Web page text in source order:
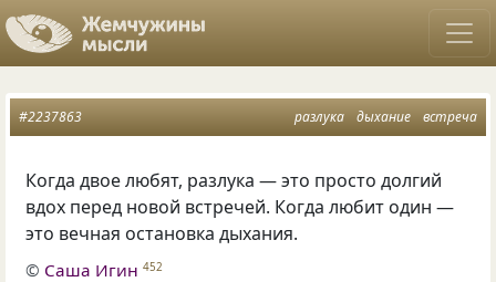
разлука дыхание встреча
#2237863
Когда двое любят, разлука — это просто долгий
вдох перед новой встречей. Когда любит один —
это вечная остановка дыхания.
© Саша Игин 452